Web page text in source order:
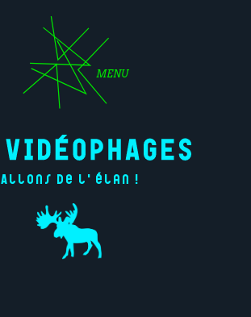
MENU
Allons de l'élan !